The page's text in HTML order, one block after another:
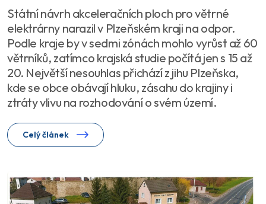
Státní návrh akceleračních ploch pro větrné
elektrárny narazil v Plzeňském kraji na odpor.
Podle kraje by v sedmi zónách mohlo vyrůst až 60
větrníků, zatímco krajská studie počítá jen s 15 až
20. Největší nesouhlas přichází z jihu Plzeňska,
kde se obce obávají hluku, zásahu do krajiny i
ztráty vlivu na rozhodování o svém území.
Celý článek